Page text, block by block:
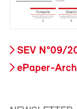
SEV N°09/
ePaper-